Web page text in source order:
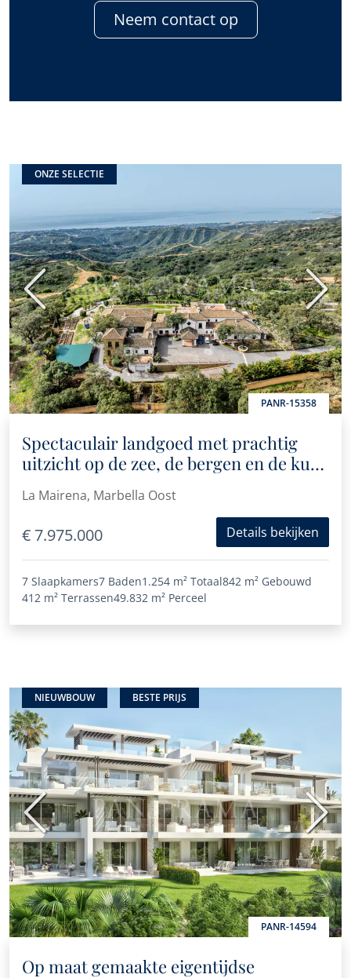
Neem contact op
ONZE SELECTIE
PANR-15358
Vorige
Spectaculair landgoed met prachtig
uitzicht op de zee, de bergen en de kust
van Afrika
La Mairena, Marbella Oost
€ 7.975.000 Details bekijken
7 Slaapkamers7 Baden1.254 m² Totaal842 m² Gebouwd
412 m² Terrassen49.832 m² Perceel
NIEUWBOUW BESTE PRIJS
PANR-14594
Vorige
Op maat gemaakte eigentijdse